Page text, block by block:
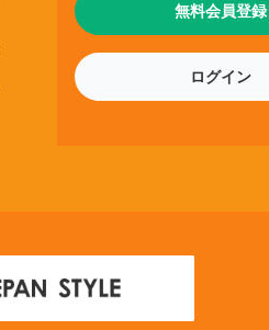
無料会員登録
ログイン